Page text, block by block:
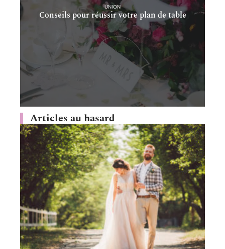
UNION
Conseils pour réussir votre plan de table
Articles au hasard